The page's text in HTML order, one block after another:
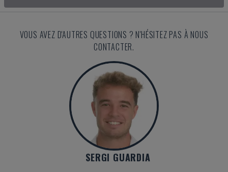
VOUS AVEZ D'AUTRES QUESTIONS ? N'HÉSITEZ PAS À NOUS
CONTACTER.
SERGI GUARDIA